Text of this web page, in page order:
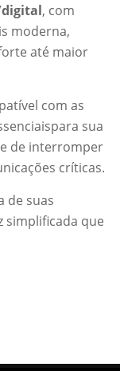
, com
moderna,
até maior
com as
sua
de interromper
críticas.
de suas
simplificada que